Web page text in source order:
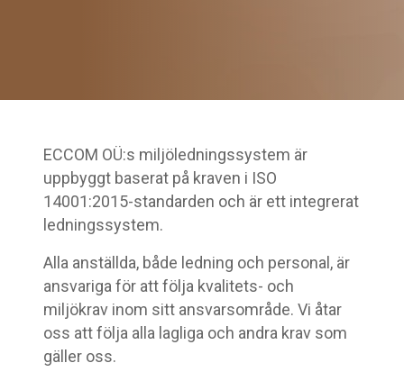
ECCOM OÜ:s miljöledningssystem är
uppbyggt baserat på kraven i ISO
14001:2015-standarden och är ett integrerat
ledningssystem.
Alla anställda, både ledning och personal, är
ansvariga för att följa kvalitets- och
miljökrav inom sitt ansvarsområde. Vi åtar
oss att följa alla lagliga och andra krav som
gäller oss.